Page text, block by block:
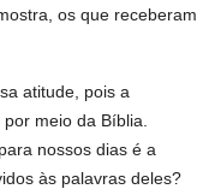
os que receberam
atitude, pois a
meio da Bíblia.
nossos dias é a
às palavras deles?